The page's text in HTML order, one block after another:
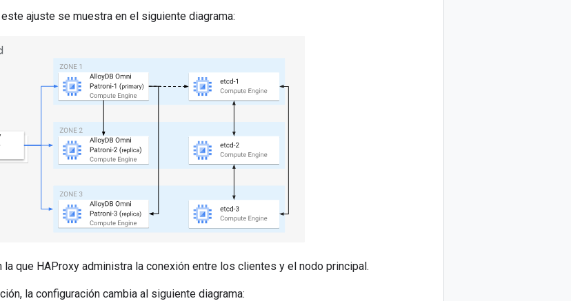
ajuste se muestra en el siguiente diagrama:
la que HAProxy administra la conexión entre los clientes y el nodo principal.
la configuración cambia al siguiente diagrama: